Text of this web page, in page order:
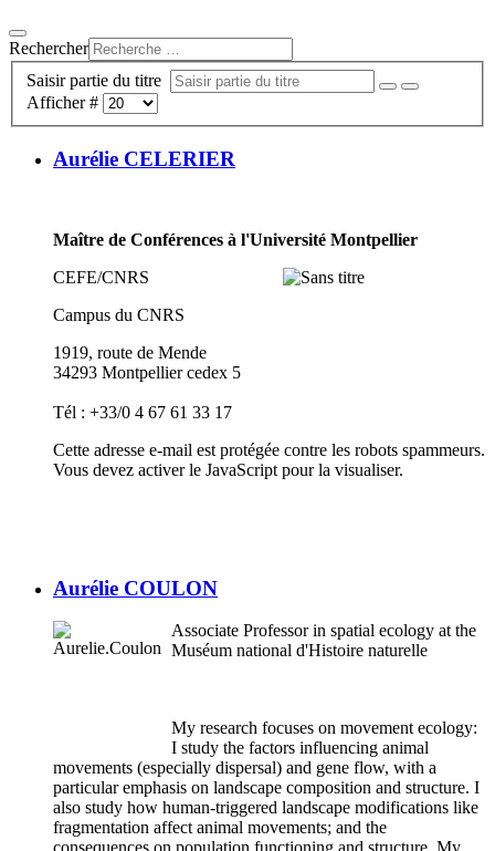
Rechercher
Saisir partie du titre
Afficher #
Aurélie CELERIER
Maître de Conférences à l'Université Montpellier
CEFE/CNRS
Campus du CNRS
1919, route de Mende
34293 Montpellier cedex 5
Tél : +33/0 4 67 61 33 17
Cette adresse e-mail est protégée contre les robots spammeurs.
Vous devez activer le JavaScript pour la visualiser.
Aurélie COULON
Associate Professor in spatial ecology at the
Muséum national d'Histoire naturelle
My research focuses on movement ecology:
I study the factors influencing animal
movements (especially dispersal) and gene flow, with a
particular emphasis on landscape composition and structure. I
also study how human-triggered landscape modifications like
fragmentation affect animal movements; and the